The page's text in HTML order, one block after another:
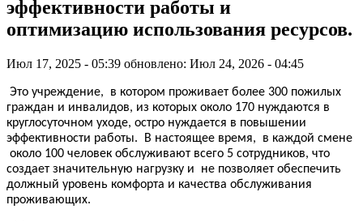
эффективности работы и
оптимизацию использования ресурсов.
Июл 17, 2025 - 05:39 обновлено: Июл 24, 2026 - 04:45
Это учреждение, в котором проживает более 300 пожилых
граждан и инвалидов, из которых около 170 нуждаются в
круглосуточном уходе, остро нуждается в повышении
эффективности работы. В настоящее время, в каждой смене
около 100 человек обслуживают всего 5 сотрудников, что
создает значительную нагрузку и не позволяет обеспечить
должный уровень комфорта и качества обслуживания
проживающих.